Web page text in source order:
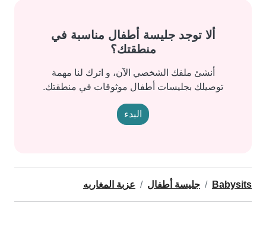
ألا توجد جليسة أطفال مناسبة في
منطقتك؟
أنشئ ملفك الشخصي الآن، و اترك لنا مهمة
توصيلك بجليسات أطفال موثوقات في منطقتك.
البدء
Babysits جليسة أطفال عزبة المغاربه